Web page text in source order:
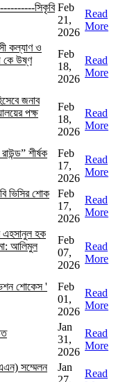
সিকৃবি Feb
21,
2026
Read
More
কল্যাণ ও
কে উষ্ণ
Feb
18,
2026
Read
More
জনাব
পক্ষ
Feb
18,
2026
Read
More
শীর্ষক
Feb
17,
2026
Read
More
ভিসির শোক
Feb
17,
2026
Read
More
এহসানুল হক
আলিমুল
Feb
07,
2026
Read
More
শোকেস '
Feb
01,
2026
Read
More
Jan
31,
2026
Read
More
সম্মেলন
Jan
27,
Read